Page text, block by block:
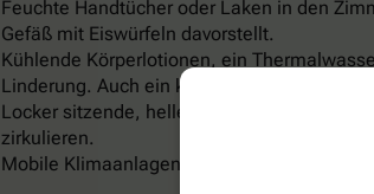
Feuchte Handtücher oder Laken in den
Gefäß mit Eiswürfeln davorstellt.
Kühlende Körperlotionen, ein
Linderung. Auch ein kühles Fußbad oder
Locker sitzende, helle Kleidung, zum
zirkulieren.
Mobile Klimaanlagen gibt es im Baumarkt